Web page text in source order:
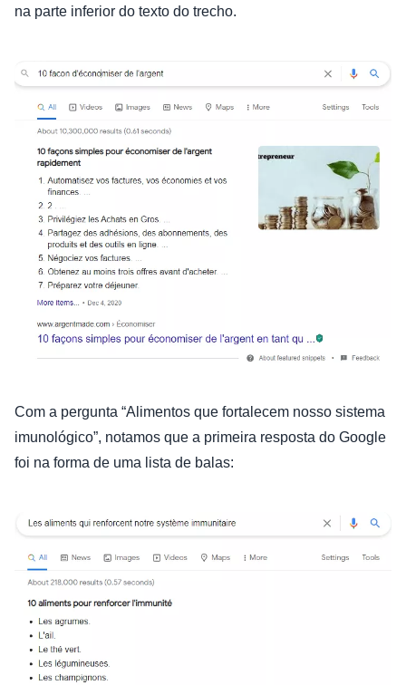
na parte inferior do texto do trecho.
Com a pergunta “Alimentos que fortalecem nosso sistema
imunológico”, notamos que a primeira resposta do Google
foi na forma de uma lista de balas: